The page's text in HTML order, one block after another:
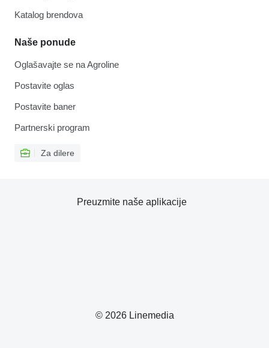
Katalog brendova
Naše ponude
Oglašavajte se na Agroline
Postavite oglas
Postavite baner
Partnerski program
Za dilere
© 2026 Linemedia
Preuzmite naše aplikacije